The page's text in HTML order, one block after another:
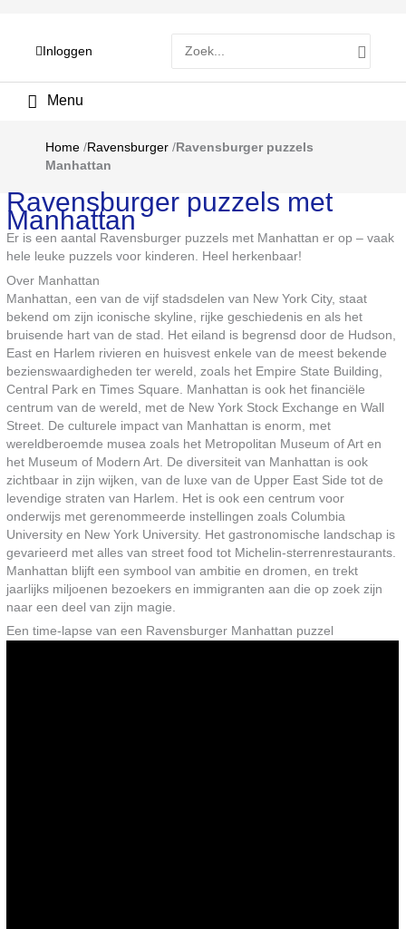
Inloggen
naar:
Hoofdmenu
Home /Ravensburger /Ravensburger puzzels
Manhattan
Ravensburger puzzels met
Manhattan
Er is een aantal Ravensburger puzzels met Manhattan er op – vaak
hele leuke puzzels voor kinderen. Heel herkenbaar!
Over Manhattan
Manhattan, een van de vijf stadsdelen van New York City, staat
bekend om zijn iconische skyline, rijke geschiedenis en als het
bruisende hart van de stad. Het eiland is begrensd door de Hudson,
East en Harlem rivieren en huisvest enkele van de meest bekende
bezienswaardigheden ter wereld, zoals het Empire State Building,
Central Park en Times Square. Manhattan is ook het financiële
centrum van de wereld, met de New York Stock Exchange en Wall
Street. De culturele impact van Manhattan is enorm, met
wereldberoemde musea zoals het Metropolitan Museum of Art en
het Museum of Modern Art. De diversiteit van Manhattan is ook
zichtbaar in zijn wijken, van de luxe van de Upper East Side tot de
levendige straten van Harlem. Het is ook een centrum voor
onderwijs met gerenommeerde instellingen zoals Columbia
University en New York University. Het gastronomische landschap is
gevarieerd met alles van street food tot Michelin-sterrenrestaurants.
Manhattan blijft een symbool van ambitie en dromen, en trekt
jaarlijks miljoenen bezoekers en immigranten aan die op zoek zijn
naar een deel van zijn magie.
Een time-lapse van een Ravensburger Manhattan puzzel